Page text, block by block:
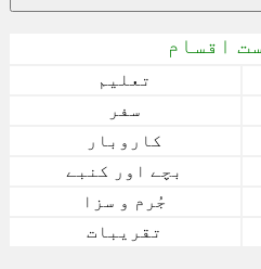
اقسام
تعلیم
سفر
کاروبار
بچے اور کنبے
جُرم و سزا
تقریبات